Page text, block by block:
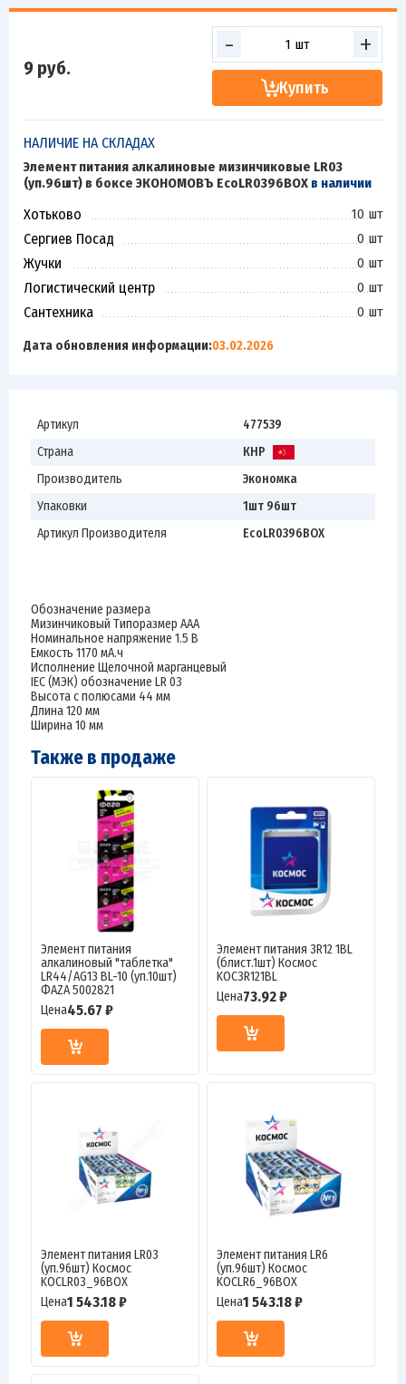
9 руб.
- +
Купить
НАЛИЧИЕ НА СКЛАДАХ
Элемент питания алкалиновые мизинчиковые LR03
(уп.96шт) в боксе ЭКОНОМОВЪ EcoLR0396BOX в наличии
Хотьково 10 шт
Сергиев Посад 0 шт
Жучки 0 шт
Логистический центр 0 шт
Сантехника 0 шт
Дата обновления информации:03.02.2026
Артикул
477539
Страна
КНР
Производитель
Экономка
Упаковки
1шт 96шт
Артикул Производителя
EcoLR0396BOX
Обозначение размера
Мизинчиковый Типоразмер AAA
Номинальное напряжение 1.5 В
Емкость 1170 мА.ч
Исполнение Щелочной марганцевый
IEC (МЭК) обозначение LR 03
Высота с полюсами 44 мм
Длина 120 мм
Ширина 10 мм
Также в продаже
Элемент питания
алкалиновый "таблетка"
LR44/AG13 BL-10 (уп.10шт)
ФАZА 5002821
Цена45.67 ₽
Элемент питания 3R12 1BL
(блист.1шт) Космос
KOC3R121BL
Цена73.92 ₽
Элемент питания LR03
(уп.96шт) Космос
KOCLR03_96BOX
Цена1 543.18 ₽
Элемент питания LR6
(уп.96шт) Космос
KOCLR6_96BOX
Цена1 543.18 ₽